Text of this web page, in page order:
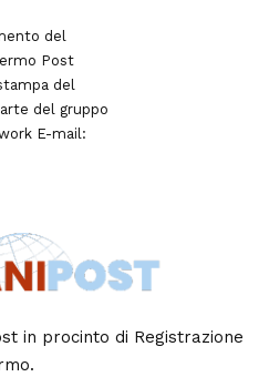
del
Post
del
del gruppo
E-mail:
in procinto di Registrazione